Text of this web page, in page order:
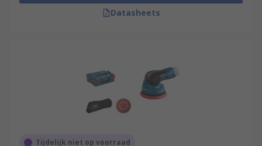
Datasheets
Tijdelijk niet op voorraad